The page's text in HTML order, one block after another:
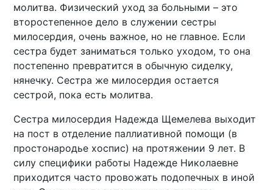
молитва. Физический уход за больными – это
второстепенное дело в служении сестры
милосердия, очень важное, но не главное. Если
сестра будет заниматься только уходом, то она
постепенно превратится в обычную сиделку,
нянечку. Сестра же милосердия остается
сестрой, пока есть молитва.
Сестра милосердия Надежда Щемелева выходит
на пост в отделение паллиативной помощи (в
простонародье хоспис) на протяжении 9 лет. В
силу специфики работы Надежде Николаевне
приходится часто провожать подопечных в иной